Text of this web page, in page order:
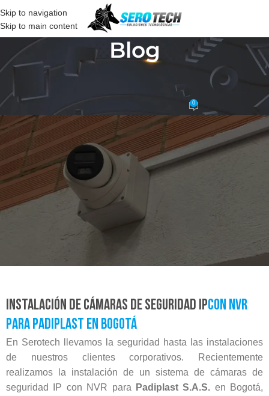
Skip to navigation
Skip to main content
Blog
Instalación Camaras IP Padiplast
0
Instalación de cámaras de seguridad IPcon NVR
para Padiplast en Bogotá
En Serotech llevamos la seguridad hasta las instalaciones
de nuestros clientes corporativos. Recientemente
realizamos la instalación de un sistema de cámaras de
seguridad IP con NVR para
Padiplast S.A.S. en Bogotá,